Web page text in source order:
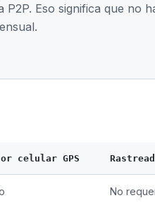
Eso significa que no
celular GPS
No